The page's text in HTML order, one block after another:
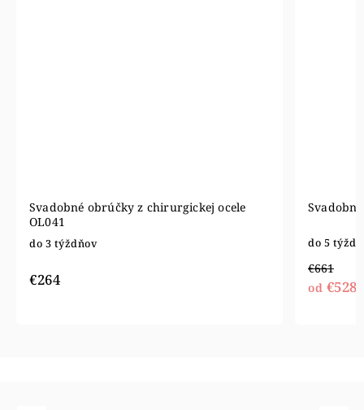
Svadobné obrúčky z chirurgickej ocele
OL041
do 3 týždňov
€264
do 5
€661
od €528